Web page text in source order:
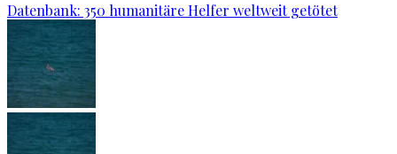
Datenbank: 350 humanitäre Helfer weltweit getötet